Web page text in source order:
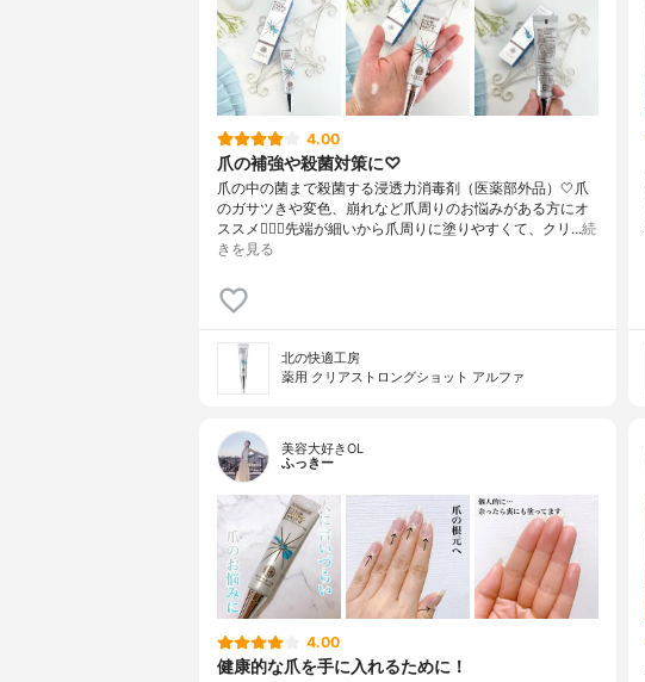
4.00
爪の補強や殺菌対策に♡
爪の中の菌まで殺菌する浸透力消毒剤（医薬部外品）🤍爪
のガサツきや変色、崩れなど爪周りのお悩みがある方にオ
ススメ🙋🏻‍♀️先端が細いから爪周りに塗りやすくて、クリ…続
きを見る
北の快適工房
薬用 クリアストロングショット アルファ
美容大好きOL
ふっきー
4.00
健康的な爪を手に入れるために！